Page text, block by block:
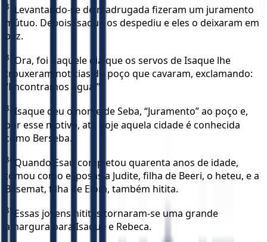
31
Levantando-se de madrugada fizeram um juramento
mútuo. Depois Isaque os despediu e eles o deixaram em
paz.
32 Ora, foi naquele dia que os servos de Isaque lhe
trouxeram notícias do poço que cavaram, exclamando:
“Encontramos água!”
33 Isaque deu o nome de Seba, “Juramento” ao poço e,
por esse motivo, até hoje aquela cidade é conhecida
como Berseba.
34 Quando Esaú completou quarenta anos de idade,
tomou como esposas a Judite, filha de Beeri, o heteu, e a
Basemat, filha de Elom, também hitita.
35 Essas jovens hititas tornaram-se uma grande
amargura para Isaque e Rebeca.